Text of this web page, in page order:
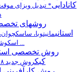
کانادایی* تبدیل ویزای
روشهای
استانیمانیتوبا،
اسکوشیا و ...
روش تخصصی
كبكروش جدید ۲۰۱۸